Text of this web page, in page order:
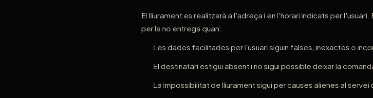
El lliurament es realitzarà a l'adreça i en l'horari indicats per
per la no entrega quan:
Les dades facilitades per l'usuari siguin falses, inexactes o
El destinatari estigui absent i no sigui possible deixar la
La impossibilitat de lliurament sigui per causes alienes al servei